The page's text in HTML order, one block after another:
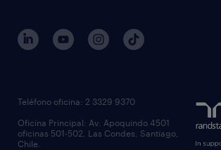
Teléfono oficina: 2 3329 9370
Oficina Principal: Av. Apoquindo 4501
oficinas 501-502, Las Condes, Santiago,
Chile.